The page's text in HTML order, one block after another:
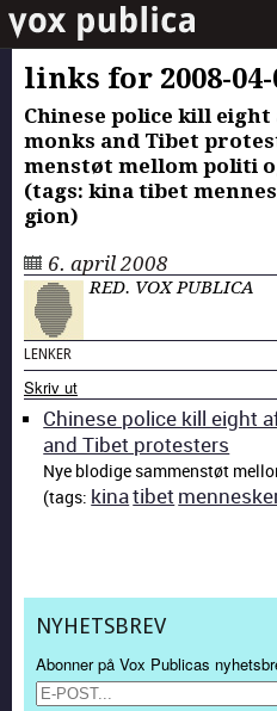
links for 2008-04-
Chi­nese police kill
monks and Tibet
men­støt mel­lom poli­ti
(tags: kina tibet
gion)
6. april 2008
RED. VOX PUBLICA
LENKER
Skriv ut
Chi­nese police kill eight
and Tibet pro­test­ers
Nye blodi­ge sam­men­støt
(tags: kinatibet
NYHETSBREV
Abonner på Vox Publicas